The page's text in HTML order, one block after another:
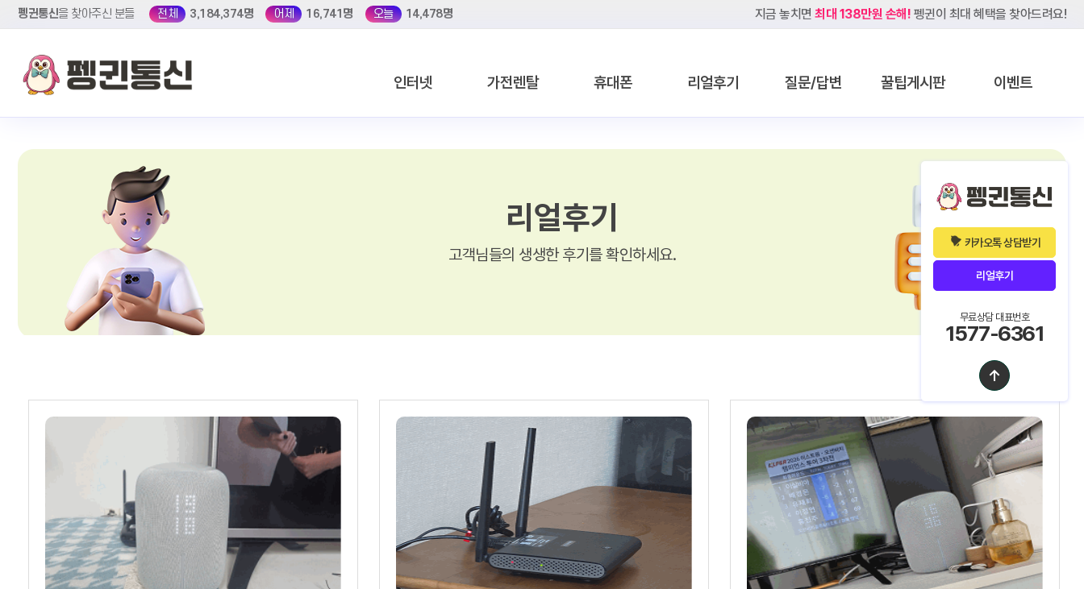
펭귄통신을 찾아주신 분들 전체 3,184,374명 어제 16,741명 오늘 14,478명 지금 놓치면 최대 138만원 손해! 펭귄이 최대 혜택을 찾아드려요!
인터넷 가전렌탈 휴대폰 리얼후기 질문/답변 꿀팁게시판 이벤트
카카오톡 상담받기
리얼후기
무료상담 대표번호
1577-6361
↑
리얼후기
고객님들의 생생한 후기를 확인하세요.